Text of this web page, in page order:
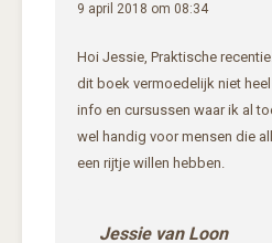
9 april 2018 om 08:34
Hoi Jessie, Praktische
dit boek vermoedelijk niet
info en cursussen waar ik al
wel handig voor mensen die
een rijtje willen hebben.
Jessie van Loon